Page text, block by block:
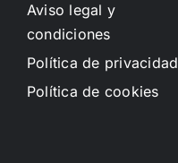
Aviso legal y
condiciones
Política de privacidad
Política de cookies